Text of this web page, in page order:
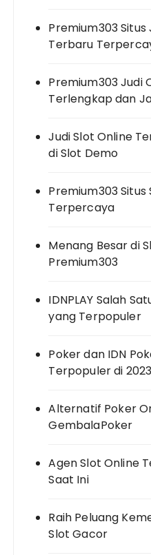
Premium303 Situs
Terbaru
Premium303 Judi
Terlengkap dan
Judi Slot Online
di Slot Demo
Premium303
Terpercaya
Menang Besar di
Premium303
IDNPLAY Salah
yang Terpopuler
Poker dan IDN
Terpopuler di 2023
Alternatif Poker
GembalaPoker
Agen Slot Online
Saat Ini
Raih Peluang
Slot Gacor